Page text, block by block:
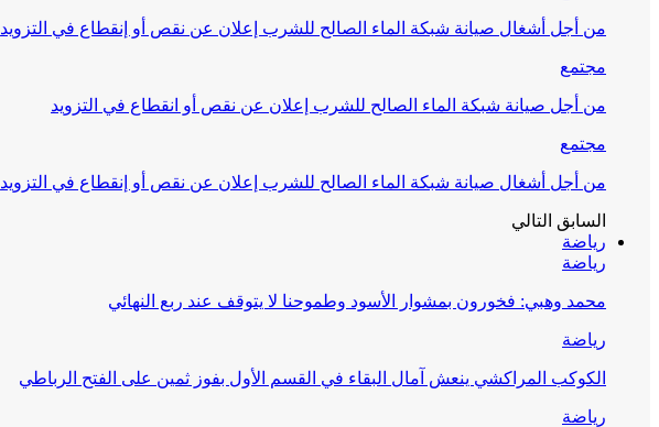
من أجل أشغال صيانة شبكة الماء الصالح للشرب إعلان عن نقص أو إنقطاع في التزويد
مجتمع
من أجل صيانة شبكة الماء الصالح للشرب إعلان عن نقص أو انقطاع في التزويد
مجتمع
من أجل أشغال صيانة شبكة الماء الصالح للشرب إعلان عن نقص أو إنقطاع في التزويد
السابق التالي
رياضة
رياضة
محمد وهبي: فخورون بمشوار الأسود وطموحنا لا يتوقف عند ربع النهائي
رياضة
الكوكب المراكشي ينعش آمال البقاء في القسم الأول بفوز ثمين على الفتح الرباطي
رياضة